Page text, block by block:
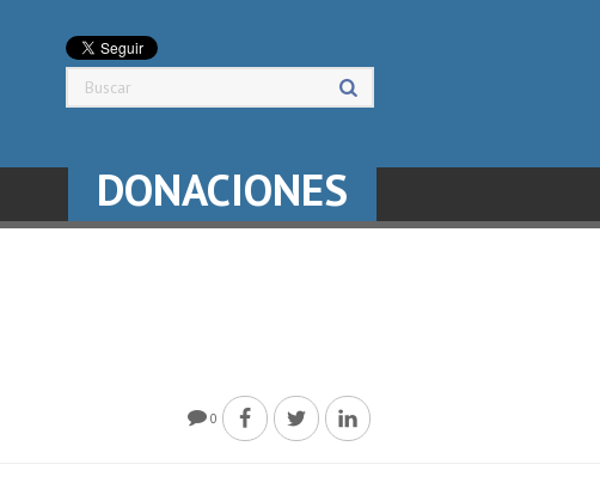
DONACIONES
0